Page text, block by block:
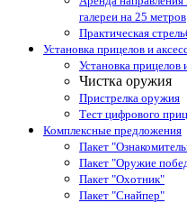
галереи на 25 метров
Практическая
Установка прицелов и
Установка прицелов
Чистка оружия
Пристрелка оружия
Тест цифрового
Комплексные предложения
Пакет
Пакет "Оружие
Пакет "Охотник"
Пакет "Снайпер"